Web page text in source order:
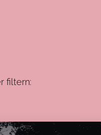
filtern: